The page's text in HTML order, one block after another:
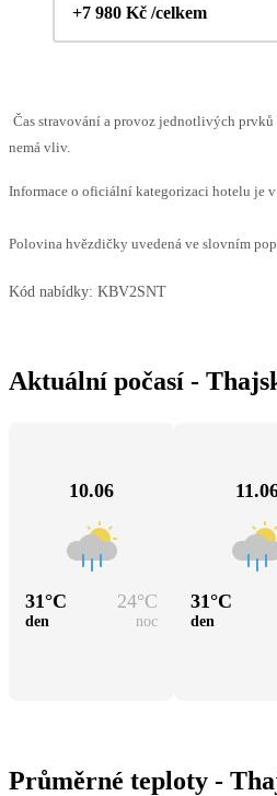
+7 980 Kč /celkem
Čas stravování a provoz jednotlivých
nemá vliv.
Informace o oficiální kategorizaci hotelu je
Polovina hvězdičky uvedená ve slovním
Kód nabídky: KBV2SNT
Aktuální počasí -
10.06
31°C 24°C
den noc
31°C
den
Průměrné teploty -